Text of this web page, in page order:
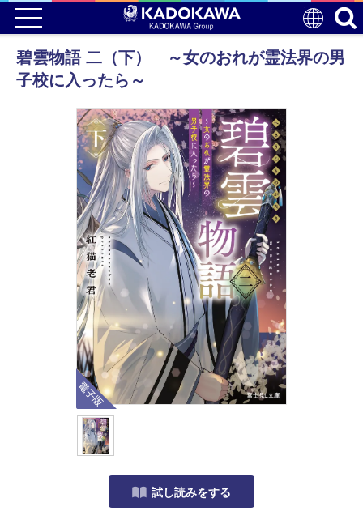
碧雲物語 二（下） ～女のおれが霊法界の男
子校に入ったら～
電子版
試し読みをする